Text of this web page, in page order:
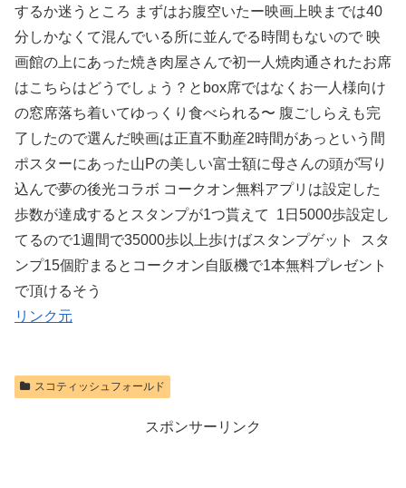
するか迷うところ まずはお腹空いたー映画上映までは40
分しかなくて混んでいる所に並んでる時間もないので 映
画館の上にあった焼き肉屋さんで初一人焼肉通されたお席
はこちらはどうでしょう？とbox席ではなくお一人様向け
の窓席落ち着いてゆっくり食べられる〜 腹ごしらえも完
了したので選んだ映画は正直不動産2時間があっという間
ポスターにあった山Pの美しい富士額に母さんの頭が写り
込んで夢の後光コラボ コークオン無料アプリは設定した
歩数が達成するとスタンプが1つ貰えて 1日5000歩設定し
てるので1週間で35000歩以上歩けばスタンプゲット スタ
ンプ15個貯まるとコークオン自販機で1本無料プレゼント
で頂けるそう
リンク元
スコティッシュフォールド
スポンサーリンク